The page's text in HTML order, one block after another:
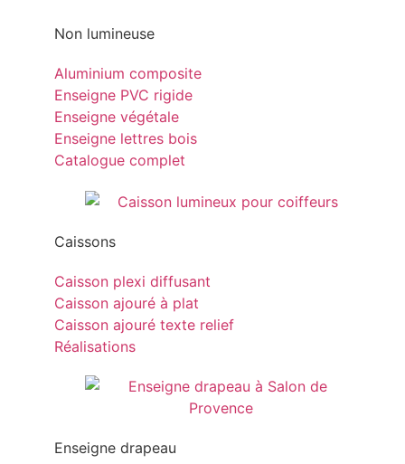
Non lumineuse
Aluminium composite
Enseigne PVC rigide
Enseigne végétale
Enseigne lettres bois
Catalogue complet
Caissons
Caisson plexi diffusant
Caisson ajouré à plat
Caisson ajouré texte relief
Réalisations
Enseigne drapeau